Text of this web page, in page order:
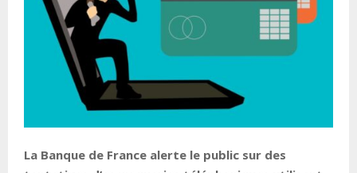
La Banque de France alerte le public sur des